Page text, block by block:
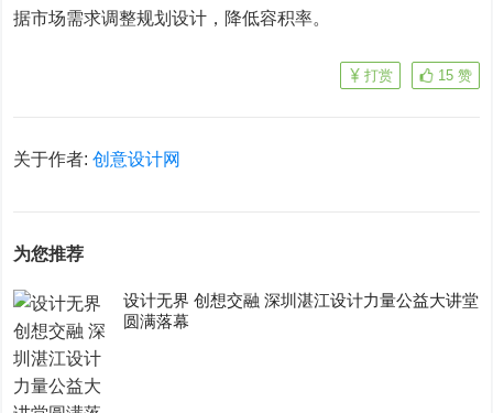
据市场需求调整规划设计，降低容积率。
15 赞
打赏
关于作者:创意设计网
为您推荐
设计无界 创想交融 深圳湛江设计力量公益大讲堂
圆满落幕